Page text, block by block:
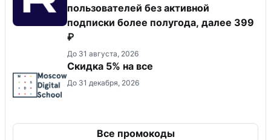
пользователей без активной
подписки более полугода, далее 399
₽
До 31 августа, 2026
Скидка 5% на все
До 31 декабря, 2026
Все промокоды